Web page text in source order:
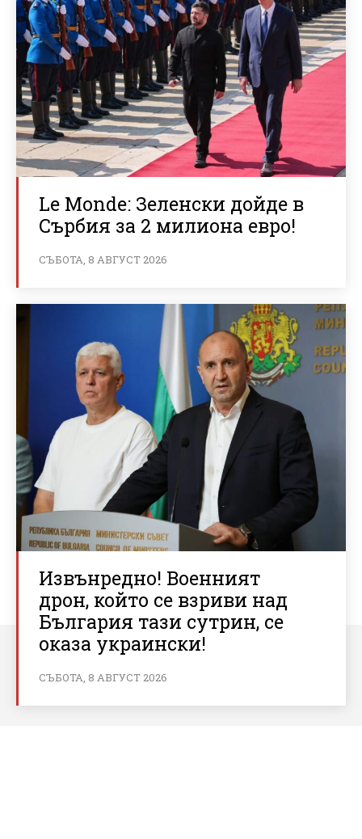
Le Monde: Зеленски дойде в
Сърбия за 2 милиона евро!
СЪБОТА, 8 АВГУСТ 2026
Извънредно! Военният
дрон, който се взриви над
България тази сутрин, се
оказа украински!
СЪБОТА, 8 АВГУСТ 2026